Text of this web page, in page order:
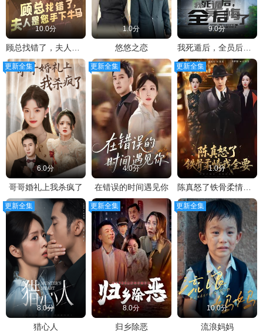
10.0分 1.0分
悠悠之恋
9.0分
我死遁后，全员后悔了
更新全集
6.0分
哥哥婚礼上我杀疯了
更新全集
4.0分
在错误的时间遇见你
更新全集
1.0分
陈真怒了铁骨柔情我全要
更新全集
8.0分
猎心人
更新全集
8.0分
归乡除恶
更新全集
10.0分
流浪妈妈